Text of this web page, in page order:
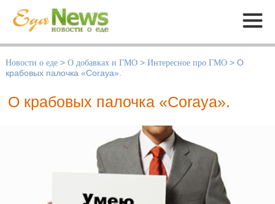
Меню
Новости о еде > О добавках и ГМО > Интересное про ГМО > О
крабовых палочка «Coraya».
О крабовых палочка «Coraya».